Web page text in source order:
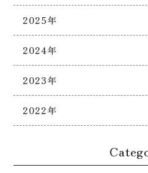
2025年
2024年
2023年
2022年